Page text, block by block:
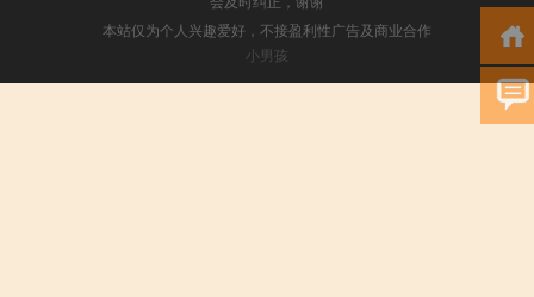
本站仅为个人兴趣爱好，不接盈利性广告及商业合作
小男孩